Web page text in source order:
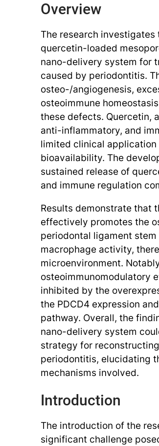
Overview
The research
quercetin-loaded
nano-delivery system for
caused by periodontitis.
osteo-/angiogenesis,
osteoimmune
these defects. Quercetin,
anti-inflammatory, and
limited clinical
bioavailability. The
sustained release of
and immune regulation
Results demonstrate that
effectively promotes the
periodontal ligament
macrophage activity,
microenvironment.
osteoimmunomodulatory
inhibited by the
the PDCD4 expression
pathway. Overall, the
nano-delivery system
strategy for
periodontitis, elucidating
mechanisms involved.
Introduction
The introduction of the
significant challenge